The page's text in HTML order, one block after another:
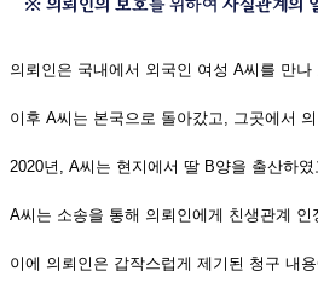
의뢰인은 국내에서 외국인 여성 A씨를 만
이후 A씨는 본국으로 돌아갔고, 그곳에서
2020년, A씨는 현지에서 딸 B양을 출산하
A씨는 소송을 통해 의뢰인에게 친생관계
이에 의뢰인은 갑작스럽게 제기된 청구 내